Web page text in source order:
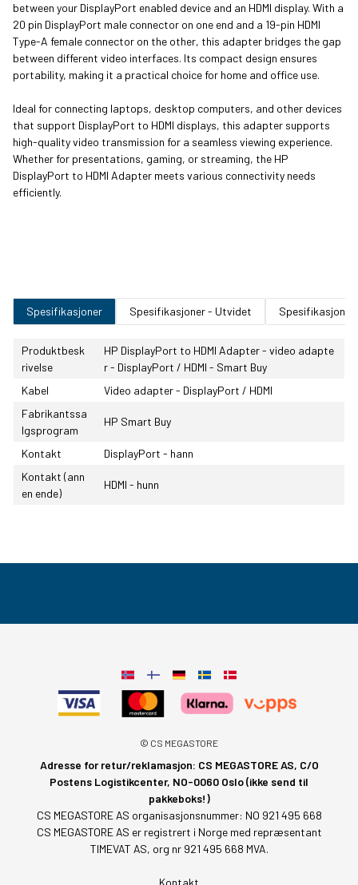
between your DisplayPort enabled device and an HDMI display. With a
20 pin DisplayPort male connector on one end and a 19-pin HDMI
Type-A female connector on the other, this adapter bridges the gap
between different video interfaces. Its compact design ensures
portability, making it a practical choice for home and office use.
Ideal for connecting laptops, desktop computers, and other devices
that support DisplayPort to HDMI displays, this adapter supports
high-quality video transmission for a seamless viewing experience.
Whether for presentations, gaming, or streaming, the HP
DisplayPort to HDMI Adapter meets various connectivity needs
efficiently.
Spesifikasjoner Spesifikasjoner - Utvidet Spesifikasjoner
Produktbesk
rivelse
HP DisplayPort to HDMI Adapter - video adapte
r - DisplayPort / HDMI - Smart Buy
Kabel
Video adapter - DisplayPort / HDMI
Fabrikantssa
lgsprogram
HP Smart Buy
Kontakt
DisplayPort - hann
Kontakt (ann
en ende)
HDMI - hunn
© CS MEGASTORE
Adresse for retur/reklamasjon: CS MEGASTORE AS, C/O
Postens Logistikcenter, NO-0060 Oslo (ikke send til
pakkeboks!)
CS MEGASTORE AS organisasjonsnummer: NO 921 495 668
CS MEGASTORE AS er registrert i Norge med repræsentant
TIMEVAT AS, org nr 921 495 668 MVA.